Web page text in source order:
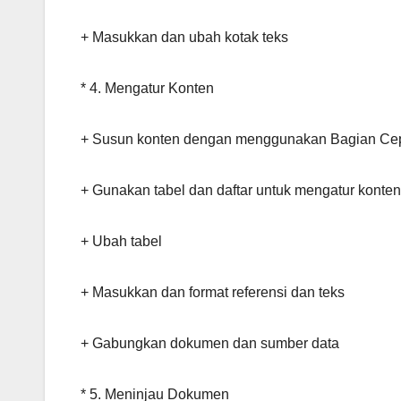
+ Masukkan dan ubah kotak teks
* 4. Mengatur Konten
+ Susun konten dengan menggunakan Bagian
+ Gunakan tabel dan daftar untuk mengatur konten
+ Ubah tabel
+ Masukkan dan format referensi dan teks
+ Gabungkan dokumen dan sumber data
* 5. Meninjau Dokumen